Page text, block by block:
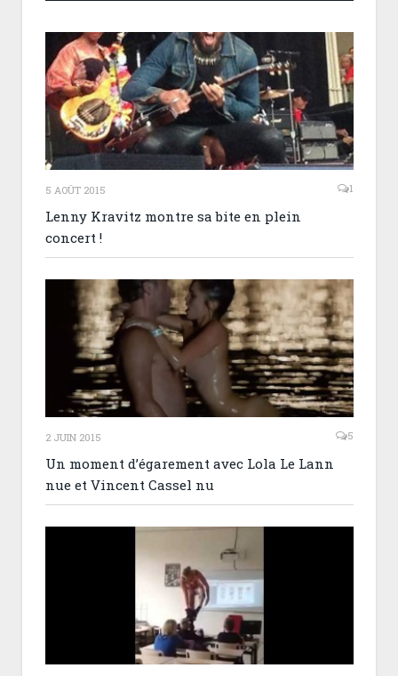
5 AOÛT 2015 1
Lenny Kravitz montre sa bite en plein
concert !
2 JUIN 2015 5
Un moment d’égarement avec Lola Le Lann
nue et Vincent Cassel nu